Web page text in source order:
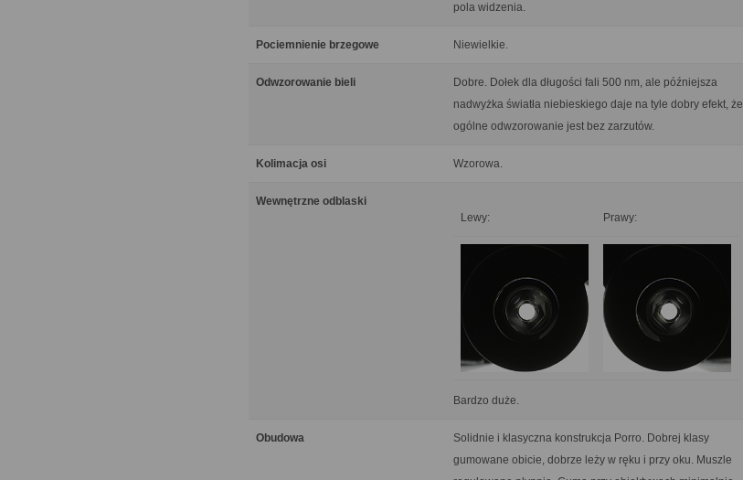
pola widzenia.
Pociemnienie brzegowe Niewielkie.
Odwzorowanie bieli
Dobre. Dołek dla długości fali 500 nm, ale późniejsza
nadwyżka światła niebieskiego daje na tyle dobry efekt, że
ogólne odwzorowanie jest bez zarzutów.
Kolimacja osi Wzorowa.
Wewnętrzne odblaski
Lewy:
Prawy:
Bardzo duże.
Obudowa
Solidnie i klasyczna konstrukcja Porro. Dobrej klasy
gumowane obicie, dobrze leży w ręku i przy oku. Muszle